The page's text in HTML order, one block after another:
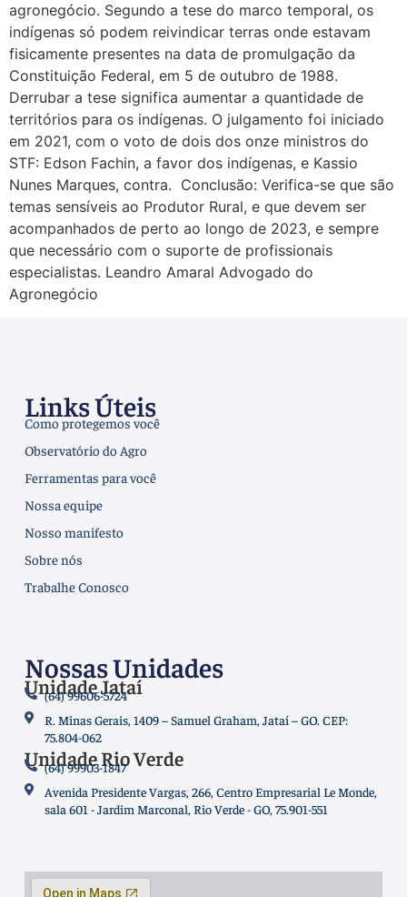
agronegócio. Segundo a tese do marco temporal, os
indígenas só podem reivindicar terras onde estavam
fisicamente presentes na data de promulgação da
Constituição Federal, em 5 de outubro de 1988.
Derrubar a tese significa aumentar a quantidade de
territórios para os indígenas. O julgamento foi iniciado
em 2021, com o voto de dois dos onze ministros do
STF: Edson Fachin, a favor dos indígenas, e Kassio
Nunes Marques, contra. Conclusão: Verifica-se que são
temas sensíveis ao Produtor Rural, e que devem ser
acompanhados de perto ao longo de 2023, e sempre
que necessário com o suporte de profissionais
especialistas. Leandro Amaral Advogado do
Agronegócio
Links Úteis
Como protegemos você
Observatório do Agro
Ferramentas para você
Nossa equipe
Nosso manifesto
Sobre nós
Trabalhe Conosco
Nossas Unidades
Unidade Jataí
(64) 99606-5724
R. Minas Gerais, 1409 – Samuel Graham, Jataí – GO. CEP:
75.804-062
Unidade Rio Verde
(64) 99903-1847
Avenida Presidente Vargas, 266, Centro Empresarial Le Monde,
sala 601 - Jardim Marconal, Rio Verde - GO, 75.901-551